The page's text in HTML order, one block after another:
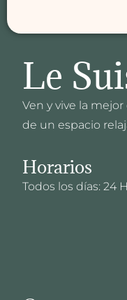
Le
Ven y vive la
de un espacio
Horarios
Todos los días: 24